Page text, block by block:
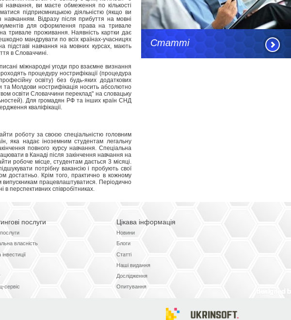
ви маєте обмеження по кількості
підприємницькою діяльністю (якщо ви
Відразу після прибуття на мовні
для оформлення права на тривале
тривале проживання. Наявність картки дає
мандрувати по всіх країнах-учасницях
підставі навчання на мовних курсах, мають
в Словаччині.
міжнародні угоди про взаємне визнання
процедуру нострифікації (процедура
освіту) без будь-яких додаткових
та Молдови нострифікація носить абсолютно
освіти Словаччини переклад" на словацьку
Для громадян РФ та інших країн СНД
кваліфікації.
роботу за своєю спеціальністю головним
яка надає іноземним студентам легальну
повного курсу навчання. Спеціальна
в Канаді після закінчення навчання на
робоче місце, студентам дається 3 місяці.
потрібну вакансію і пробують свої
достатньо. Крім того, практично в кожному
випускникам працевлаштуватися. Періодично
в перспективних співробітниках.
Статті
послуги
власність
сервіс
Цікава інформація
Новини
Блоги
Статті
Наші видання
Дослідження
Опитування